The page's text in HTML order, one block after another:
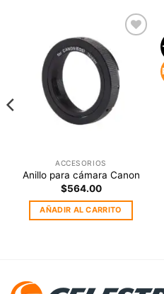
Lista de
deseos
ACCESORIOS
Anillo para cámara Canon
$564.00
AÑADIR AL CARRITO